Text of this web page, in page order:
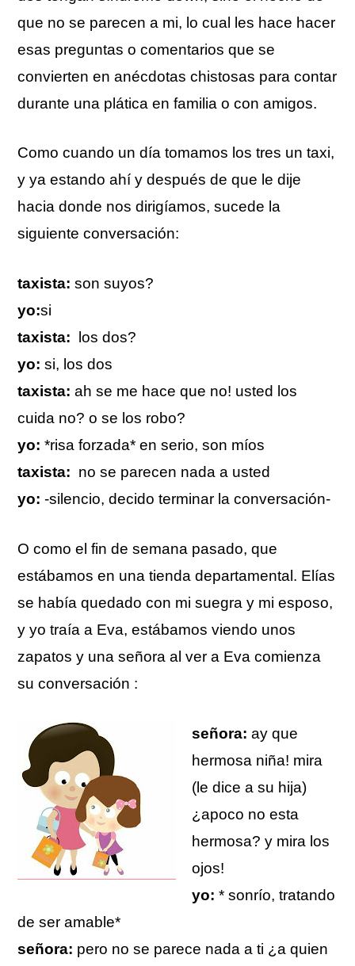
que no se parecen a mi, lo cual les hace hacer
esas preguntas o comentarios que se
convierten en anécdotas chistosas para contar
durante una plática en familia o con amigos.
Como cuando un día tomamos los tres un taxi,
y ya estando ahí y después de que le dije
hacia donde nos dirigíamos, sucede la
siguiente conversación:
taxista:son suyos?
yo:si
taxista:
los dos?
yo: si, los dos
taxista:ah se me hace que no! usted los
cuida no? o se los robo?
yo: *risa forzada* en serio, son míos
taxista: no se parecen nada a usted
yo: -silencio, decido terminar la conversación-
O como el fin de semana pasado, que
estábamos en una tienda departamental. Elías
se había quedado con mi suegra y mi esposo,
y yo traía a Eva, estábamos viendo unos
zapatos y una señora al ver a Eva comienza
su conversación :
señora: ay que
hermosa niña! mira
(le dice a su hija)
¿apoco no esta
hermosa? y mira los
ojos!
yo: * sonrío, tratando
de ser amable*
señora: pero no se parece nada a ti ¿a quien